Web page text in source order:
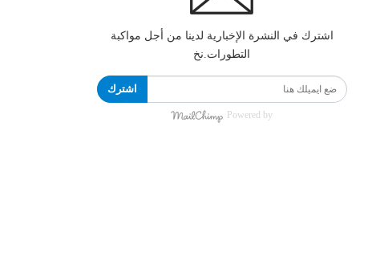
اشترك في النشرة الإخبارية لدينا من أجل مواكبة
التطورات.نخ
اشترك
Powered by